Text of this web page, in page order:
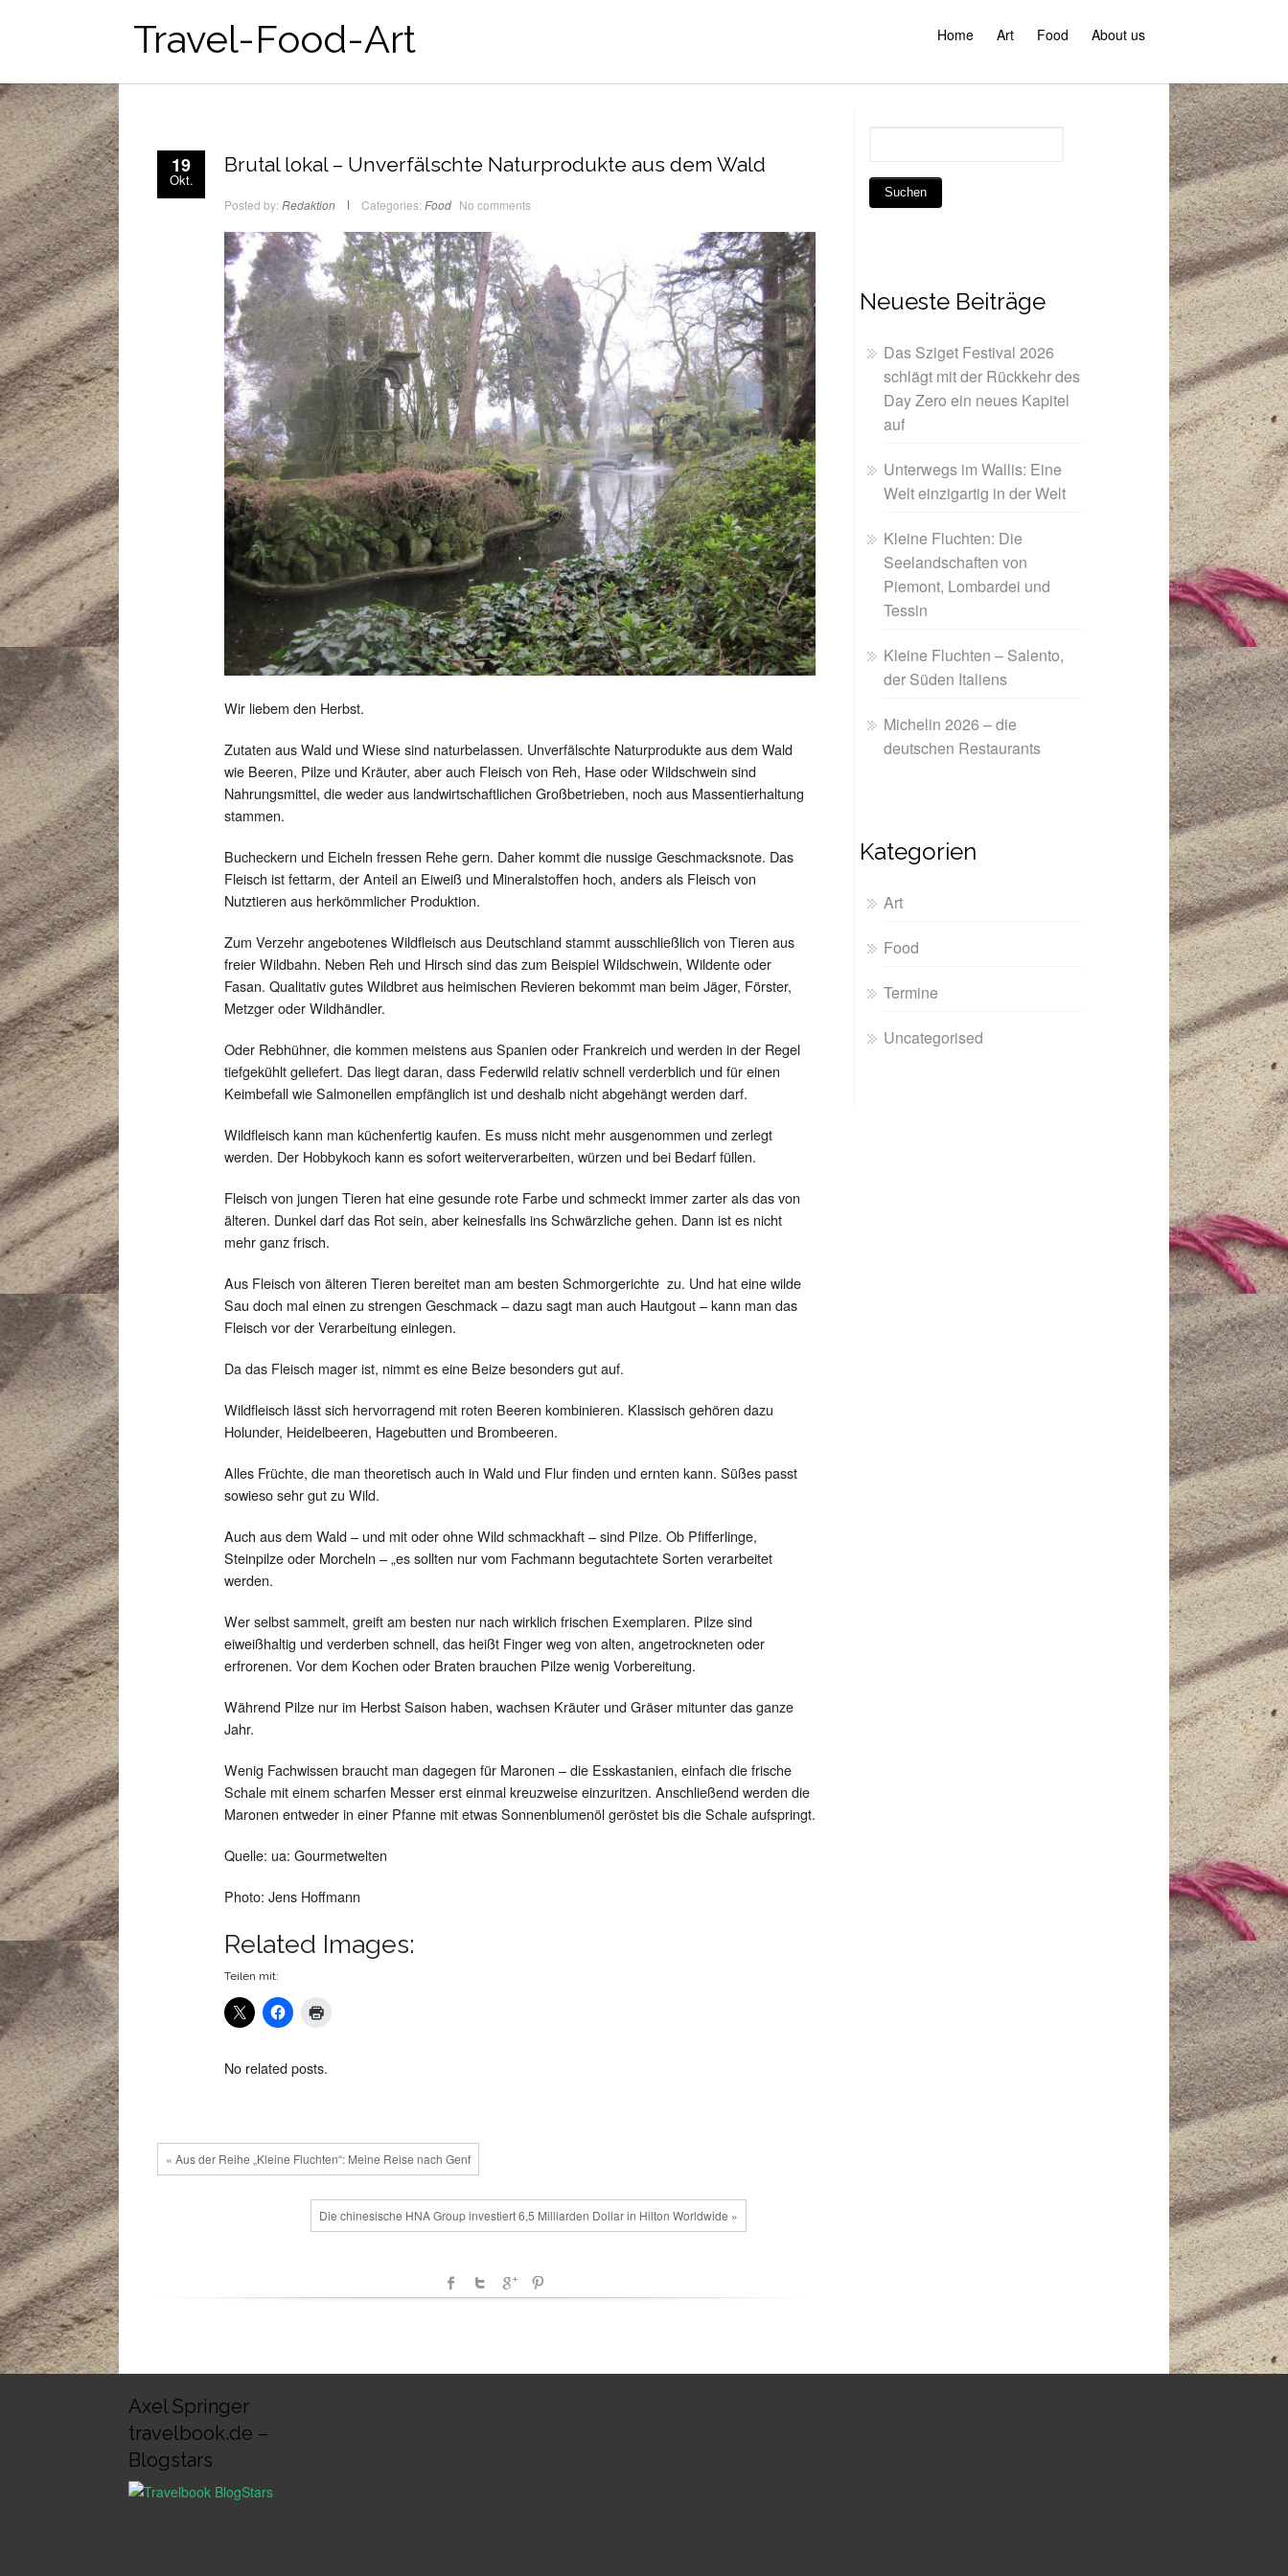
Travel-Food-Art Home Art Food About us
19
Okt.
Brutal lokal – Unverfälschte Naturprodukte aus dem Wald
Posted by: Redaktion Categories: Food No comments
Wir liebem den Herbst.
Zutaten aus Wald und Wiese sind naturbelassen. Unverfälschte Naturprodukte aus dem Wald
wie Beeren, Pilze und Kräuter, aber auch Fleisch von Reh, Hase oder Wildschwein sind
Nahrungsmittel, die weder aus landwirtschaftlichen Großbetrieben, noch aus Massentierhaltung
stammen.
Bucheckern und Eicheln fressen Rehe gern. Daher kommt die nussige Geschmacksnote. Das
Fleisch ist fettarm, der Anteil an Eiweiß und Mineralstoffen hoch, anders als Fleisch von
Nutztieren aus herkömmlicher Produktion.
Zum Verzehr angebotenes Wildfleisch aus Deutschland stammt ausschließlich von Tieren aus
freier Wildbahn. Neben Reh und Hirsch sind das zum Beispiel Wildschwein, Wildente oder
Fasan. Qualitativ gutes Wildbret aus heimischen Revieren bekommt man beim Jäger, Förster,
Metzger oder Wildhändler.
Oder Rebhühner, die kommen meistens aus Spanien oder Frankreich und werden in der Regel
tiefgekühlt geliefert. Das liegt daran, dass Federwild relativ schnell verderblich und für einen
Keimbefall wie Salmonellen empfänglich ist und deshalb nicht abgehängt werden darf.
Wildfleisch kann man küchenfertig kaufen. Es muss nicht mehr ausgenommen und zerlegt
werden. Der Hobbykoch kann es sofort weiterverarbeiten, würzen und bei Bedarf füllen.
Fleisch von jungen Tieren hat eine gesunde rote Farbe und schmeckt immer zarter als das von
älteren. Dunkel darf das Rot sein, aber keinesfalls ins Schwärzliche gehen. Dann ist es nicht
mehr ganz frisch.
Aus Fleisch von älteren Tieren bereitet man am besten Schmorgerichte zu. Und hat eine wilde
Sau doch mal einen zu strengen Geschmack – dazu sagt man auch Hautgout – kann man das
Fleisch vor der Verarbeitung einlegen.
Da das Fleisch mager ist, nimmt es eine Beize besonders gut auf.
Wildfleisch lässt sich hervorragend mit roten Beeren kombinieren. Klassisch gehören dazu
Holunder, Heidelbeeren, Hagebutten und Brombeeren.
Alles Früchte, die man theoretisch auch in Wald und Flur finden und ernten kann. Süßes passt
sowieso sehr gut zu Wild.
Auch aus dem Wald – und mit oder ohne Wild schmackhaft – sind Pilze. Ob Pfifferlinge,
Steinpilze oder Morcheln – „es sollten nur vom Fachmann begutachtete Sorten verarbeitet
werden.
Wer selbst sammelt, greift am besten nur nach wirklich frischen Exemplaren. Pilze sind
eiweißhaltig und verderben schnell, das heißt Finger weg von alten, angetrockneten oder
erfrorenen. Vor dem Kochen oder Braten brauchen Pilze wenig Vorbereitung.
Während Pilze nur im Herbst Saison haben, wachsen Kräuter und Gräser mitunter das ganze
Jahr.
Wenig Fachwissen braucht man dagegen für Maronen – die Esskastanien, einfach die frische
Schale mit einem scharfen Messer erst einmal kreuzweise einzuritzen. Anschließend werden die
Maronen entweder in einer Pfanne mit etwas Sonnenblumenöl geröstet bis die Schale aufspringt.
Quelle: ua: Gourmetwelten
Photo: Jens Hoffmann
Related Images:
Teilen mit:
No related posts.
« Aus der Reihe „Kleine Fluchten“: Meine Reise nach Genf
Die chinesische HNA Group investiert 6,5 Milliarden Dollar in Hilton Worldwide »
Neueste Beiträge
Das Sziget Festival 2026
schlägt mit der Rückkehr des
Day Zero ein neues Kapitel
auf
Unterwegs im Wallis: Eine
Welt einzigartig in der Welt
Kleine Fluchten: Die
Seelandschaften von
Piemont, Lombardei und
Tessin
Kleine Fluchten – Salento,
der Süden Italiens
Michelin 2026 – die
deutschen Restaurants
Kategorien
Art
Food
Termine
Uncategorised
Axel Springer
travelbook.de –
Blogstars